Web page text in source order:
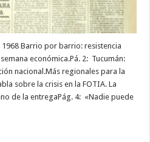
1968 Barrio por barrio: resistencia
económica.Pá. 2: Tucumán:
nacional.Más regionales para la
sobre la crisis en la FOTIA. La
de la entregaPág. 4: «Nadie puede